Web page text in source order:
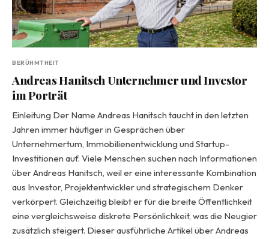
BERÜHMTHEIT
Andreas Hanitsch Unternehmer und Investor
im Porträt
Einleitung Der Name Andreas Hanitsch taucht in den letzten
Jahren immer häufiger in Gesprächen über
Unternehmertum, Immobilienentwicklung und Startup-
Investitionen auf. Viele Menschen suchen nach Informationen
über Andreas Hanitsch, weil er eine interessante Kombination
aus Investor, Projektentwickler und strategischem Denker
verkörpert. Gleichzeitig bleibt er für die breite Öffentlichkeit
eine vergleichsweise diskrete Persönlichkeit, was die Neugier
zusätzlich steigert. Dieser ausführliche Artikel über Andreas